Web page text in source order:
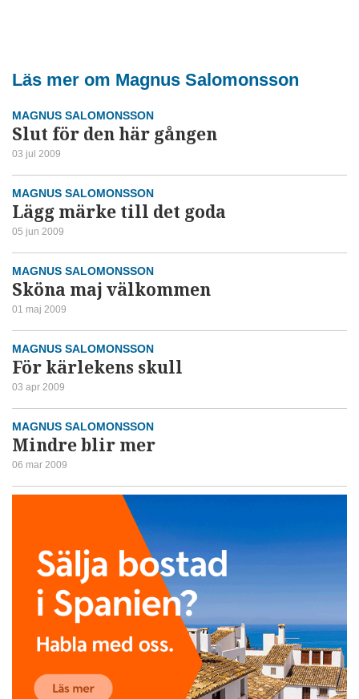
Läs mer om Magnus Salomonsson
MAGNUS SALOMONSSON
Slut för den här gången
03 jul 2009
MAGNUS SALOMONSSON
Lägg märke till det goda
05 jun 2009
MAGNUS SALOMONSSON
Sköna maj välkommen
01 maj 2009
MAGNUS SALOMONSSON
För kärlekens skull
03 apr 2009
MAGNUS SALOMONSSON
Mindre blir mer
06 mar 2009